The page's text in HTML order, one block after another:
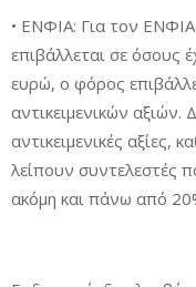
• ΕΝΦΙΑ: Για τον
επιβάλλεται σε όσους
ευρώ, ο φόρος
αντικειμενικών αξιών.
αντικειμενικές
λείπουν συντελεστές
ακόμη και πάνω από